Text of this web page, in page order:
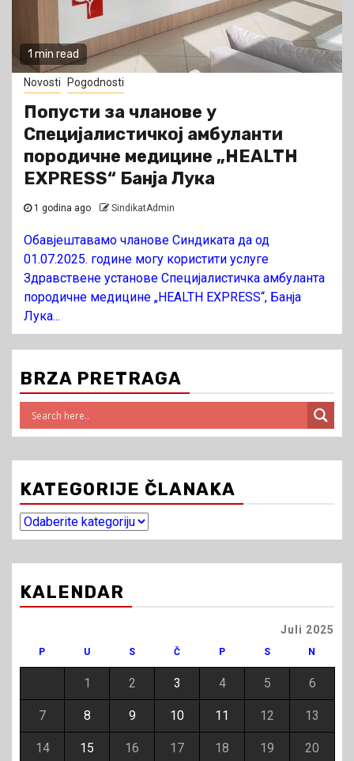
1 min read
Novosti Pogodnosti
Попусти за чланове у
Специјалистичкој амбуланти
породичне медицине „HEALTH
EXPRESS“ Банја Лука
1 godina ago SindikatAdmin
Обавјештавамо чланове Синдиката да од
01.07.2025. године могу користити услуге
Здравствене установе Специјалистичка амбуланта
породичне медицине „HEALTH EXPRESS“, Банја
Лука...
BRZA PRETRAGA
KATEGORIJE ČLANAKA
Kategorije
članaka
KALENDAR
Juli 2025
P U S Č P S N
1 2 3 4 5 6
7 8 9 10 11 12 13
14 15 16 17 18 19 20